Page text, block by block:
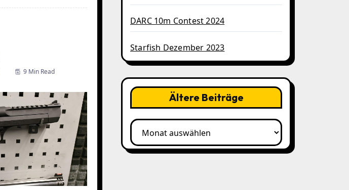
9 Min Read
DARC 10m Contest 2024
Starfish Dezember 2023
Ältere Beiträge
Ältere
Beiträge